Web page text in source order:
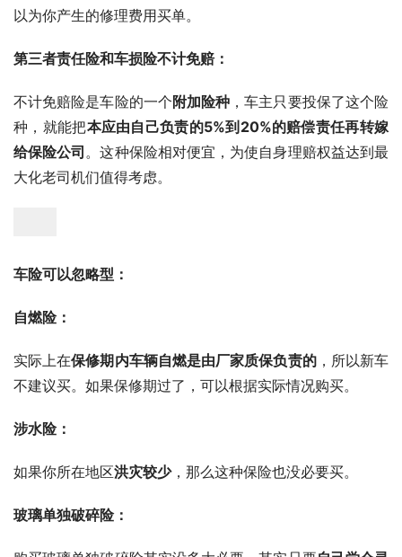
以为你产生的修理费用买单。
第三者责任险和车损险不计免赔：
不计免赔险是车险的一个附加险种 ，车主只要投保了这个险
种，就能把本应由自己负责的5%到20%的赔偿责任再转嫁
给保险公司 。这种保险相对便宜，为使自身理赔权益达到最
大化老司机们值得考虑。
车险可以忽略型：
自燃险：
实际上在保修期内车辆自燃是由厂家质保负责的，所以新车
不建议买。如果保修期过了，可以根据实际情况购买。
涉水险：
如果你所在地区洪灾较少，那么这种保险也没必要买。
玻璃单独破碎险：